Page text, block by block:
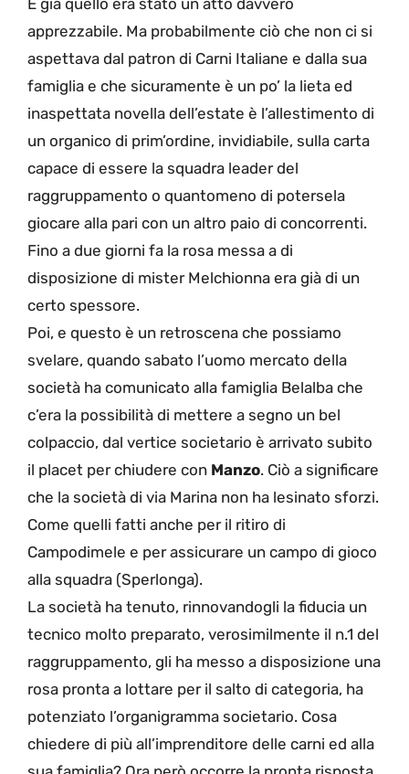
E già quello era stato un atto davvero
apprezzabile. Ma probabilmente ciò che non ci si
aspettava dal patron di Carni Italiane e dalla sua
famiglia e che sicuramente è un po’ la lieta ed
inaspettata novella dell’estate è l’allestimento di
un organico di prim’ordine, invidiabile, sulla carta
capace di essere la squadra leader del
raggruppamento o quantomeno di potersela
giocare alla pari con un altro paio di concorrenti.
Fino a due giorni fa la rosa messa a di
disposizione di mister Melchionna era già di un
certo spessore.
Poi, e questo è un retroscena che possiamo
svelare, quando sabato l’uomo mercato della
società ha comunicato alla famiglia Belalba che
c’era la possibilità di mettere a segno un bel
colpaccio, dal vertice societario è arrivato subito
il placet per chiudere con Manzo. Ciò a significare
che la società di via Marina non ha lesinato sforzi.
Come quelli fatti anche per il ritiro di
Campodimele e per assicurare un campo di gioco
alla squadra (Sperlonga).
La società ha tenuto, rinnovandogli la fiducia un
tecnico molto preparato, verosimilmente il n.1 del
raggruppamento, gli ha messo a disposizione una
rosa pronta a lottare per il salto di categoria, ha
potenziato l’organigramma societario. Cosa
chiedere di più all’imprenditore delle carni ed alla